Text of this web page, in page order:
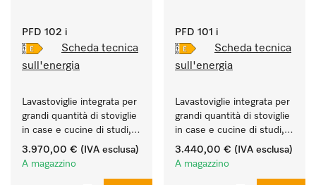
PFD 102 i
Scheda tecnica
sull'energia
Lavastoviglie integrata per
grandi quantità di stoviglie
in case e cucine di studi,
circoli, uffici.
3.970,00 € (IVA esclusa)
A magazzino
PFD 101 i
Scheda tecnica
sull'energia
Lavastoviglie integrata per
grandi quantità di stoviglie
in case e cucine di studi,
circoli, uffici.
3.440,00 € (IVA esclusa)
A magazzino